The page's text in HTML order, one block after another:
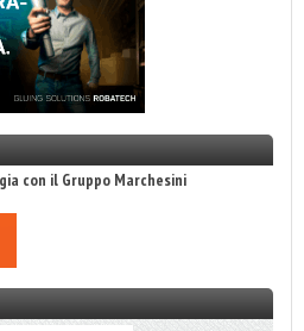
con il Gruppo Marchesini